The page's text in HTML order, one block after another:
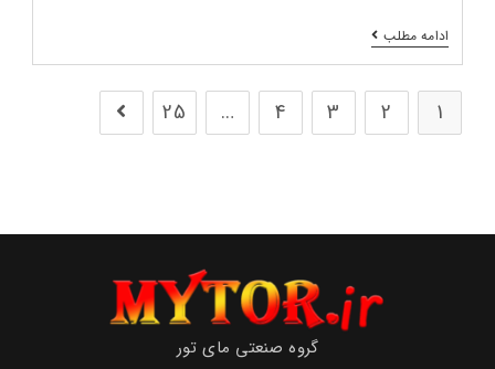
ادامه مطلببررسی
تخصصی
توری
فایبر
گلاس
و
وال‌
حرفه‌
تور
(Mytor)
انتخاب
1
2
3
4
…
25
گروه صنعتی مای تور